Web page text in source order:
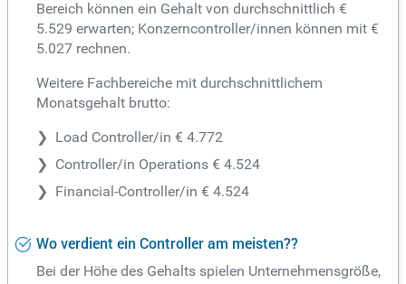
Bereich können ein Gehalt von durchschnittlich €
5.529 erwarten; Konzerncontroller/innen können mit €
5.027 rechnen.
Weitere Fachbereiche mit durchschnittlichem
Monatsgehalt brutto:
Load Controller/in € 4.772
Controller/in Operations € 4.524
Financial-Controller/in € 4.524
Wo verdient ein Controller am meisten??
Bei der Höhe des Gehalts spielen Unternehmensgröße,